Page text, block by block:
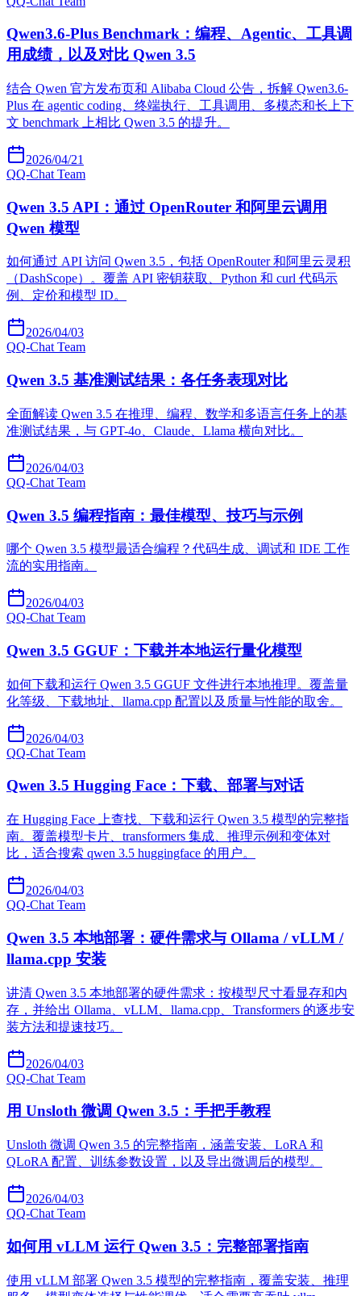
Qwen3.6-Plus Benchmark：编程、Agentic、工具调
用成绩，以及对比 Qwen 3.5
结合 Qwen 官方发布页和 Alibaba Cloud 公告，拆解 Qwen3.6-
Plus 在 agentic coding、终端执行、工具调用、多模态和长上下
文 benchmark 上相比 Qwen 3.5 的提升。
2026/04/21
QQ-Chat Team
Qwen 3.5 API：通过 OpenRouter 和阿里云调用
Qwen 模型
如何通过 API 访问 Qwen 3.5，包括 OpenRouter 和阿里云灵积
（DashScope）。覆盖 API 密钥获取、Python 和 curl 代码示
例、定价和模型 ID。
2026/04/03
QQ-Chat Team
Qwen 3.5 基准测试结果：各任务表现对比
全面解读 Qwen 3.5 在推理、编程、数学和多语言任务上的基
准测试结果，与 GPT-4o、Claude、Llama 横向对比。
2026/04/03
QQ-Chat Team
Qwen 3.5 编程指南：最佳模型、技巧与示例
哪个 Qwen 3.5 模型最适合编程？代码生成、调试和 IDE 工作
流的实用指南。
2026/04/03
QQ-Chat Team
Qwen 3.5 GGUF：下载并本地运行量化模型
如何下载和运行 Qwen 3.5 GGUF 文件进行本地推理。覆盖量
化等级、下载地址、llama.cpp 配置以及质量与性能的取舍。
2026/04/03
QQ-Chat Team
Qwen 3.5 Hugging Face：下载、部署与对话
在 Hugging Face 上查找、下载和运行 Qwen 3.5 模型的完整指
南。覆盖模型卡片、transformers 集成、推理示例和变体对
比，适合搜索 qwen 3.5 huggingface 的用户。
2026/04/03
QQ-Chat Team
Qwen 3.5 本地部署：硬件需求与 Ollama / vLLM /
llama.cpp 安装
讲清 Qwen 3.5 本地部署的硬件需求：按模型尺寸看显存和内
存，并给出 Ollama、vLLM、llama.cpp、Transformers 的逐步安
装方法和提速技巧。
2026/04/03
QQ-Chat Team
用 Unsloth 微调 Qwen 3.5：手把手教程
Unsloth 微调 Qwen 3.5 的完整指南，涵盖安装、LoRA 和
QLoRA 配置、训练参数设置，以及导出微调后的模型。
2026/04/03
QQ-Chat Team
如何用 vLLM 运行 Qwen 3.5：完整部署指南
使用 vLLM 部署 Qwen 3.5 模型的完整指南，覆盖安装、推理